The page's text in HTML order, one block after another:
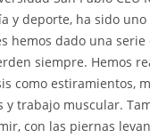
y deporte, ha sido uno
hemos dado una
siempre. Hemos
como estiramientos,
y trabajo muscular.
con las piernas